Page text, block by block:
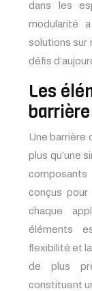
dans les
modularité
solutions sur
défis
Les
Une barrière
plus qu’une
composants
conçus pour
chaque
éléments
flexibilité et
de plus
constituent